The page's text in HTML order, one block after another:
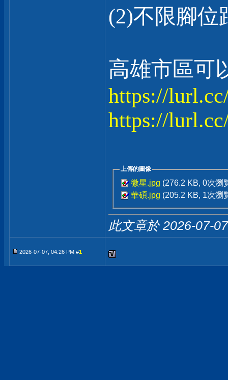
(2)不限腳位
高雄市區可
https://
https://
上傳的圖像
微星.jpg (276.2 KB, 0次瀏
華碩.jpg (205.2 KB, 1次瀏
此文章於 2026-07-
2026-07-07, 04:26 PM #1